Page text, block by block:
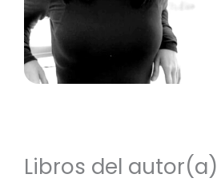
Libros del autor(a)